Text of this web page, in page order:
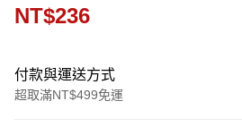
NT$236
付款與運送方式
超取滿NT$499免運